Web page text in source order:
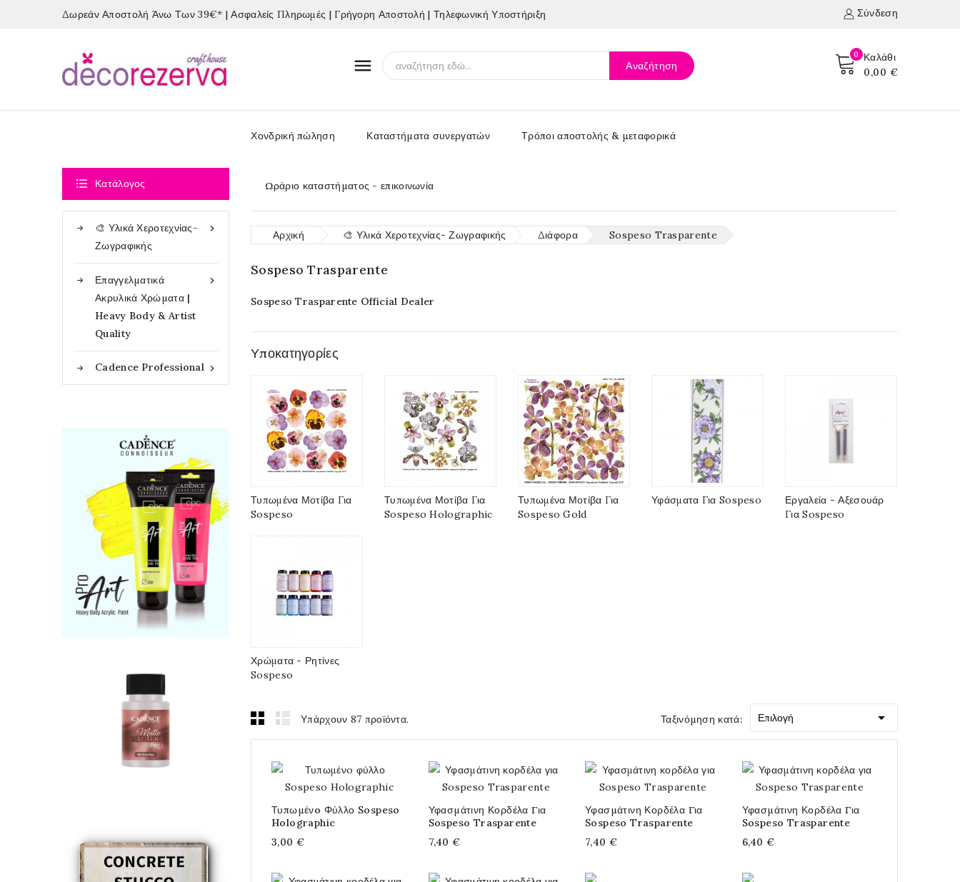
Δωρεάν Αποστολή Άνω Των 39€* | Ασφαλείς Πληρωμές | Γρήγορη Αποστολή | Τηλεφωνική Υποστήριξη Σύνδεση
0
Καλάθι
0,00 €
 Αναζήτηση
Χονδρική πώληση Καταστήματα συνεργατών Τρόποι αποστολής & μεταφορικά
Ωράριο καταστήματος - επικοινωνία
 Κατάλογος

🎨 Υλικά Χεροτεχνίας-
Ζωγραφικής

Επαγγελματικά
Ακρυλικά Χρώματα |
Heavy Body & Artist
Quality

Cadence Professional
Αρχική 🎨 Υλικά Χεροτεχνίας- Ζωγραφικής Διάφορα Sospeso Trasparente
Sospeso Trasparente
Sospeso Trasparente Official Dealer
Υποκατηγορίες
Τυπωμένα Μοτίβα Για
Sospeso
Τυπωμένα Μοτίβα Για
Sospeso Holographic
Τυπωμένα Μοτίβα Για
Sospeso Gold
Υφάσματα Για Sospeso
Εργαλεία - Αξεσουάρ
Για Sospeso
Χρώματα - Ρητίνες
Sospeso
Υπάρχουν 87 προϊόντα. Ταξινόμηση κατά: Επιλογή 
Τυπωμένo Φύλλο Sospeso
Holographic
3,00 €
Υφασμάτινη Κορδέλα Για
Sospeso Trasparente
7,40 €
Υφασμάτινη Κορδέλα Για
Sospeso Trasparente
7,40 €
Υφασμάτινη Κορδέλα Για
Sospeso Trasparente
6,40 €